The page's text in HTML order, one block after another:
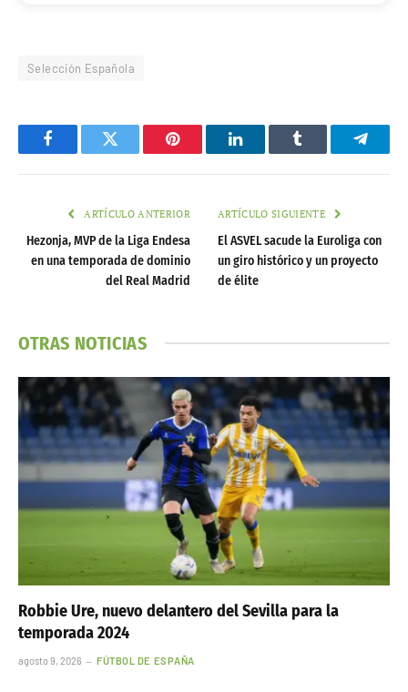
Selección Española
FacebookTwitter Pinterest LinkedInTumblr
ARTÍCULO ANTERIOR
Hezonja, MVP de la Liga Endesa
en una temporada de dominio
del Real Madrid
ARTÍCULO SIGUIENTE
El ASVEL sacude la Euroliga con
un giro histórico y un proyecto
de élite
OTRAS NOTICIAS
Robbie Ure, nuevo delantero del Sevilla para la
temporada 2024
agosto 9, 2026 FÚTBOL DE ESPAÑA